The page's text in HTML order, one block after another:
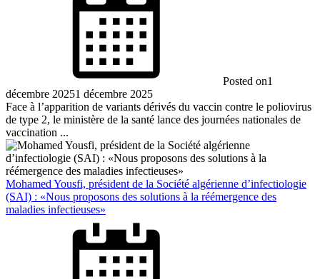
Posted on1
décembre 20251 décembre 2025
Face à l’apparition de variants dérivés du vaccin contre le poliovirus
de type 2, le ministère de la santé lance des journées nationales de
vaccination ...
Mohamed Yousfi, président de la Société algérienne d’infectiologie
(SAI) : «Nous proposons des solutions à la réémergence des
maladies infectieuses»